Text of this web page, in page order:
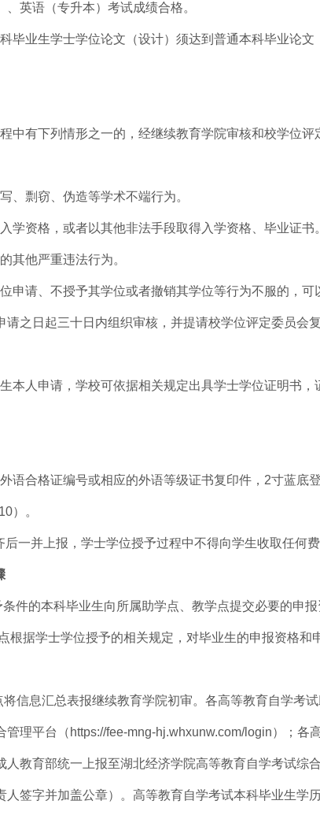
英语（专升本）考试成绩合格。
毕业生学士学位论文（设计）须达到普通本科毕业论文
中有下列情形之一的，经继续教育学院审核和校学位评
、剽窃、伪造等学术不端行为。
学资格，或者以其他非法手段取得入学资格、毕业证书。
其他严重违法行为。
申请、不授予其学位或者撤销其学位等行为不服的，可
之日起三十日内组织审核，并提请校学位评定委员会
本人申请，学校可依据相关规定出具学士学位证明书，
语合格证编号或相应的外语等级证书复印件，2寸蓝底
）。
一并上报，学士学位授予过程中不得向学生收取任何费
件的本科毕业生向所属助学点、教学点提交必要的申报
根据学士学位授予的相关规定，对毕业生的申报资格和
信息汇总表报继续教育学院初审。各高等教育自学考
理平台（https://fee-mng-hj.whxunw.com/login）；各
教育部统一上报至湖北经济学院高等教育自学考试综
签字并加盖公章）。高等教育自学考试本科毕业生学